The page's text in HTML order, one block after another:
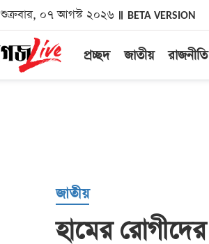
শুক্রবার, ০৭ আগস্ট ২০২৬ BETA VERSION
প্রচ্ছদ জাতীয় রাজনীতি
জাতীয়
হামের